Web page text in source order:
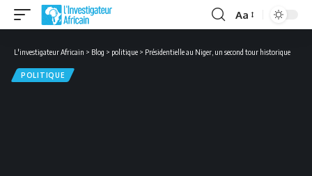
Font
Aa
L'investigateur Africain > Blog > politique > Présidentielle au Niger, un second tour historique
POLITIQUE